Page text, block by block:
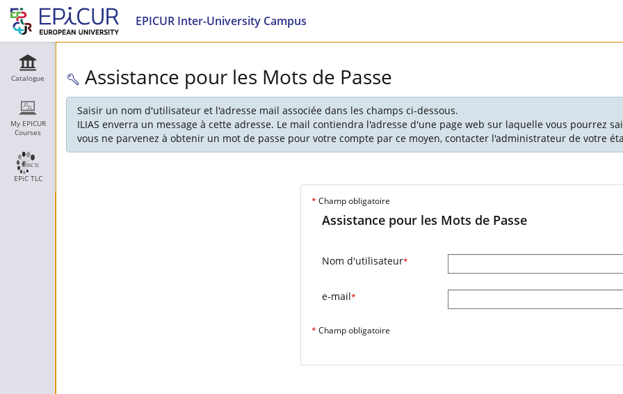
EPICUR Inter-University Campus
Catalogue
My EPICUR
Courses
EPiC TLC
Assistance pour les Mots de Passe
Saisir un nom d'utilisateur et l'adresse mail associée dans les champs ci-dessous.
ILIAS enverra un message à cette adresse. Le mail contiendra l'adresse d'une page web sur laquelle vous pourrez
vous ne parvenez à obtenir un mot de passe pour votre compte par ce moyen, contacter l'administrateur de votre
* Champ obligatoire
Assistance pour les Mots de Passe
Nom d'utilisateur*
e-mail*
* Champ obligatoire